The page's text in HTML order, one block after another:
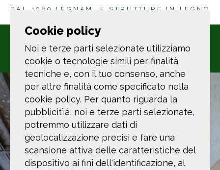
DAL 1969 LEGNAMI E STRUTTURE IN LEGNO
Cookie policy
Noi e terze parti selezionate utilizziamo
cookie o tecnologie simili per finalità
tecniche e, con il tuo consenso, anche
per altre finalità come specificato nella
cookie policy. Per quanto riguarda la
pubblicitïà, noi e terze parti selezionate,
potremmo utilizzare dati di
geolocalizzazione precisi e fare una
scansione attiva delle caratteristiche del
dispositivo ai fini dell'identificazione, al